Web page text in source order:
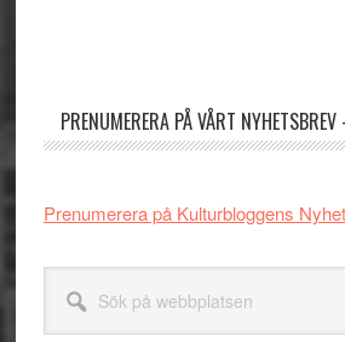
PRENUMERERA PÅ VÅRT
Prenumerera på Kulturbloggens